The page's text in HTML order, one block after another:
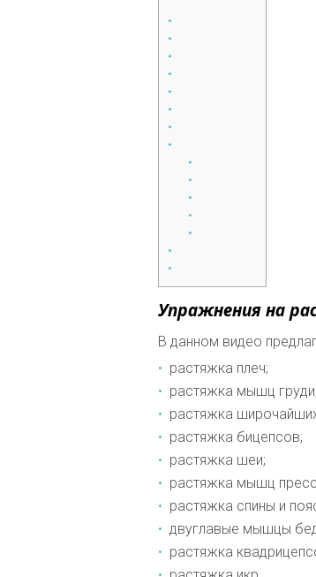
Упражнения на
В данном видео
растяжка плеч;
растяжка мышц груди;
растяжка
растяжка бицепсов;
растяжка шеи;
растяжка мышц
растяжка спины и
двуглавые мышцы
растяжка